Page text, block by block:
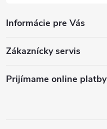
Informácie pre Vás
Zákaznícky servis
Prijímame online platby